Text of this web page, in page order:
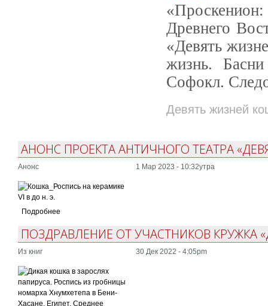
Древнего
«Девять
жизнь.
Софокл.
Девять жизней
АНОНС ПРОЕКТА АНТИЧНОГО ТЕАТРА
Анонс 1 Мар 2023 - 10:32утра
Подробнее
ПОЗДРАВЛЕНИЕ ОТ УЧАСТНИКОВ КРУЖКА
Из книг 30 Дек 2022 - 4:05pm